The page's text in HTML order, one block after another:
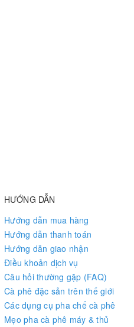
HƯỚNG DẪN
Hướng dẫn mua hàng
Hướng dẫn thanh toán
Hướng dẫn giao nhận
Điều khoản dịch vụ
Câu hỏi thường gặp (FAQ)
Cà phê đặc sản trên thế giới
Các dụng cụ pha chế cà phê
Mẹo pha cà phê máy & thủ